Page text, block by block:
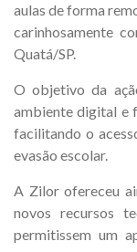
aulas de forma
carinhosamente
Quatá/SP.
O objetivo da
ambiente digital e
facilitando o
evasão escolar.
A Zilor ofereceu
novos recursos
permitissem um